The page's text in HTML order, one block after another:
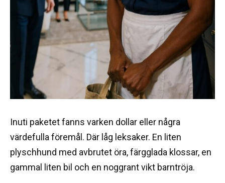
Inuti paketet fanns varken dollar eller några
värdefulla föremål. Där låg leksaker. En liten
plyschhund med avbrutet öra, färgglada klossar, en
gammal liten bil och en noggrant vikt barntröja.